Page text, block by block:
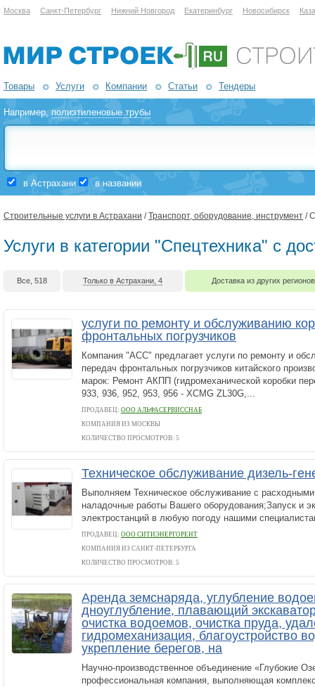
Москва Санкт-Петербург Нижний Новгород Екатеринбург Новосибирск
Товары Услуги Компании Статьи Тендеры
Например,полиэтиленовые трубы
в Астрахани в названии
Строительные услуги в Астрахани /Транспорт, оборудование, инструмент /
Услуги в категории "Спецтехника" с
Все, 518 Только в Астрахани, 4 Доставка из других
услуги по ремонту и обслуживанию
фронтальных погрузчиков
Компания "АСС" предлагает услуги по ремонту и
передач фронтальных погрузчиков китайского
марок: Ремонт АКПП (гидромеханической коробки
933, 936, 952, 953, 956 - XCMG ZL30G,...
ПРОДАВЕЦ: ООО АЛЬФАСЕРВИССНАБ
КОМПАНИЯ ИЗ МОСКВЫ
КОЛИЧЕСТВО ПРОСМОТРОВ: 5
Техническое обслуживание дизель-
Выполняем Техническое обслуживание с
наладочные работы Вашего оборудования;Запуск и
электростанций в любую погоду нашими
ПРОДАВЕЦ: ООО СИТИЭНЕРГОРЕНТ
КОМПАНИЯ ИЗ САНКТ-ПЕТЕРБУРГА
КОЛИЧЕСТВО ПРОСМОТРОВ: 5
Аренда земснаряда, углубление
дноуглубление, плавающий
очистка водоемов, очистка пруда,
гидромеханизация, благоустройство
укрепление берегов, на
Научно-производственное объединение «Глубокие
профессиональная компания, выполняющая